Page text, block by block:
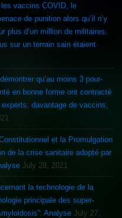
vaccins COVID, le
de punition alors qu’il n’y
plus d’un million de militaires.
sur un terrain sain étaient
qu’au moins 3 pour-
en bonne forme ont contracté
davantage de vaccins,
et la Promulgation
de la crise sanitaire adopté par
July 28, 2021
la technologie de la
principale des super-
Analyse July 27,